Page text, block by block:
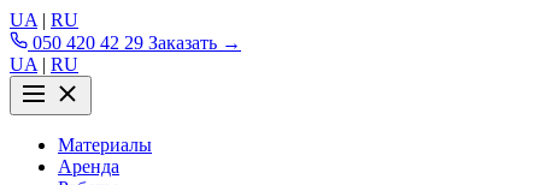
UA | RU
050 420 42 29 Заказать →
UA | RU
Материалы
Аренда